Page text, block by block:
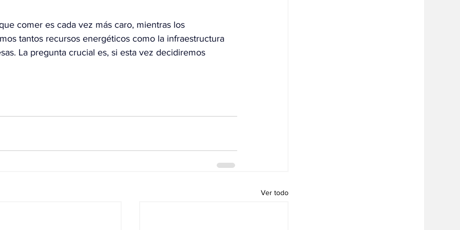
comer es cada vez más caro, mientras los
tantos recursos energéticos como la infraestructura
La pregunta crucial es, si esta vez decidiremos
Ver todo